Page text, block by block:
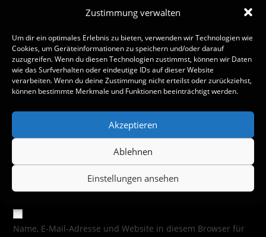
Zustimmung verwalten
Um dir ein optimales Erlebnis zu bieten, verwenden wir Technologien wie
Cookies, um Geräteinformationen zu speichern und/oder darauf
zuzugreifen. Wenn du diesen Technologien zustimmst, können wir Daten
wie das Surfverhalten oder eindeutige IDs auf dieser Website
verarbeiten. Wenn du deine Zustimmung nicht erteilst oder zurückziehst,
können bestimmte Merkmale und Funktionen beeinträchtigt werden.
Akzeptieren
Ablehnen
Einstellungen ansehen
Name, E-Mail-Adresse und Website in diesem Browser für